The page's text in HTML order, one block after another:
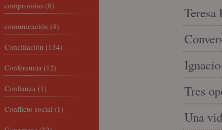
Teresa
Tres
Una
compromiso (8)
comunicación (4)
Conciliación (134)
Conferencia (12)
Confianza (1)
Conflicto social (1)